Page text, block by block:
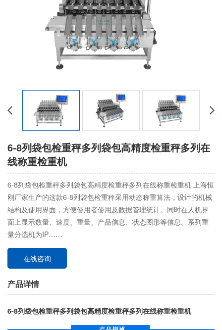
6-8列袋包检重秤多列袋包高精度检重秤多列在
线称重检重机
6-8列袋包检重秤多列袋包高精度检重秤多列在线称重检重机 上海恒
刚厂家生产的这款6-8列袋包检重秤采用动态称重算法，设计的机械
结构及使用界面，方便使用者使用及数据管理统计。同时在人机界
面上显示数量、速度、重量、产品信息、状态图形等信息。系列重
量分选机为IP……
在线咨询
产品详情
6-8列袋包检重秤多列袋包高精度检重秤多列在线称重检重机